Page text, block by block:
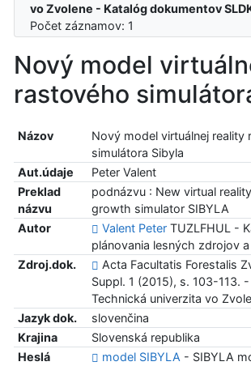
vo Zvolene - Katalóg dokumentov
Počet záznamov: 1
Nový model
rastového
Názov
Nový model virtuálnej reality
simulátora Sibyla
Aut.údaje
Peter Valent
Preklad
názvu
podnázvu : New virtual
growth simulator SIBYLA
Autor
Valent PeterTUZLFHUL -
plánovania lesných zdrojov
Zdroj.dok.
Acta Facultatis Forestalis
Suppl. 1 (2015), s. 103-113.
Technická univerzita vo
Jazyk dok.
slovenčina
Krajina
Slovenská republika
Heslá
model SIBYLA- SIBYLA